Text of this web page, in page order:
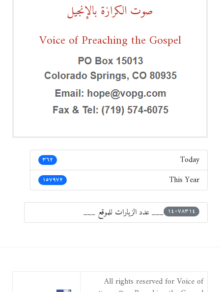
صوت الكرازة بالإنجيل
Voice of Preaching the Gospel
Today ٣٦٢
This Year ١٥٧٩٧٢
___ عدد الزيارات للموقع ___ ١٤٠٧٨٣١٤
All rights reserved for Voice of